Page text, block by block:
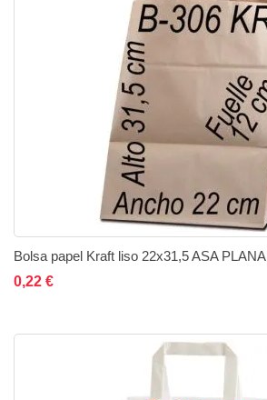
Bolsa papel Kraft liso 22x31,5 ASA PLANA
0,22 €